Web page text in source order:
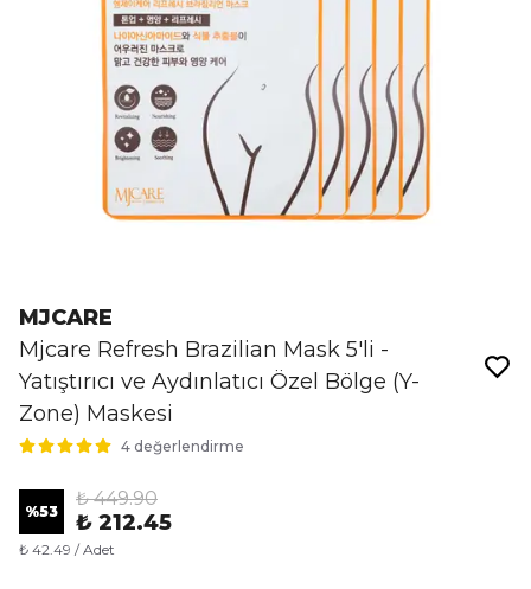
MJCARE
Mjcare Refresh Brazilian Mask 5'li -
Yatıştırıcı ve Aydınlatıcı Özel Bölge (Y-
Zone) Maskesi
4 değerlendirme
%53
₺ 449.90
₺ 212.45
₺ 42.49 / Adet